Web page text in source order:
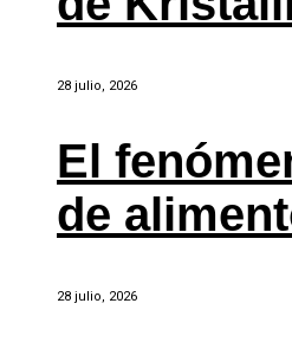
28 julio, 2026
El
de
28 julio, 2026